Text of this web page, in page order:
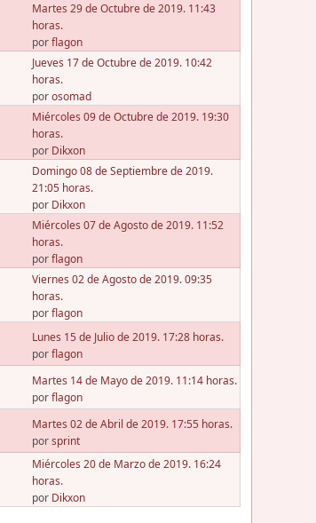
Martes 29 de Octubre de 2019. 11:43
horas.
porflagon
Jueves 17 de Octubre de 2019. 10:42
horas.
porosomad
Miércoles 09 de Octubre de 2019. 19:30
horas.
por Dikxon
Domingo 08 de Septiembre de 2019.
21:05 horas.
por Dikxon
Miércoles 07 de Agosto de 2019. 11:52
horas.
porflagon
Viernes 02 de Agosto de 2019. 09:35
horas.
porflagon
Lunes 15 de Julio de 2019. 17:28 horas.
porflagon
Martes 14 de Mayo de 2019. 11:14 horas.
porflagon
Martes 02 de Abril de 2019. 17:55 horas.
porsprint
Miércoles 20 de Marzo de 2019. 16:24
horas.
por Dikxon